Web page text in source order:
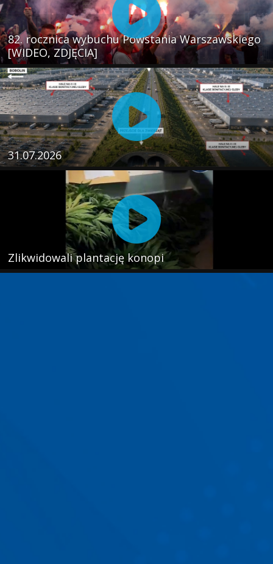
82. rocznica wybuchu Powstania Warszawskiego
[WIDEO, ZDJĘCIA]
31.07.2026
Zlikwidowali plantację konopi